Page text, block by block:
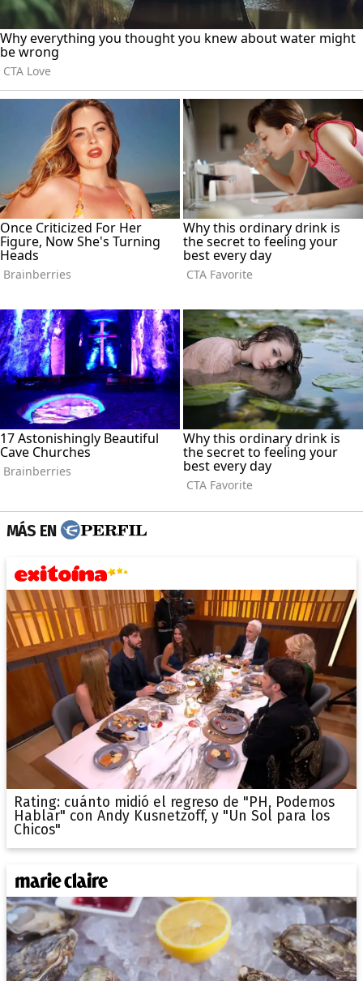
MÁS EN
Rating: cuánto midió el regreso de "PH, Podemos
Hablar" con Andy Kusnetzoff, y "Un Sol para los
Chicos"